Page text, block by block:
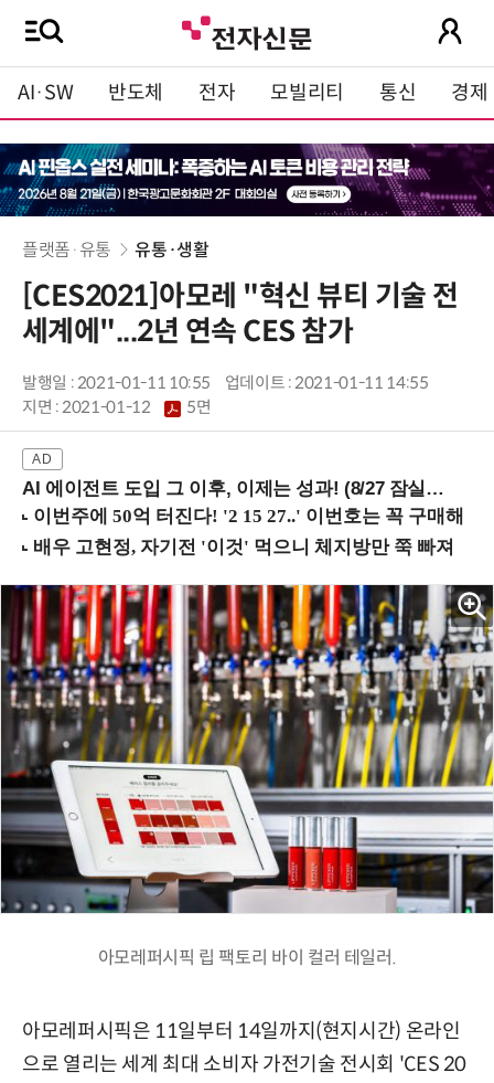
AI·SW 반도체 전자 모빌리티 통신 경제
플랫폼·유통 유통·생활
[CES2021]아모레 "혁신 뷰티 기술 전
세계에"...2년 연속 CES 참가
발행일 : 2021-01-11 10:55
업데이트 : 2021-01-11 14:55
지면 :2021-01-12 5면
AI 에이전트 도입 그 이후, 이제는 성과! (8/27 잠실역)
아모레퍼시픽 립 팩토리 바이 컬러 테일러.
아모레퍼시픽은 11일부터 14일까지(현지시간) 온라인
으로 열리는 세계 최대 소비자 가전기술 전시회 'CES 20